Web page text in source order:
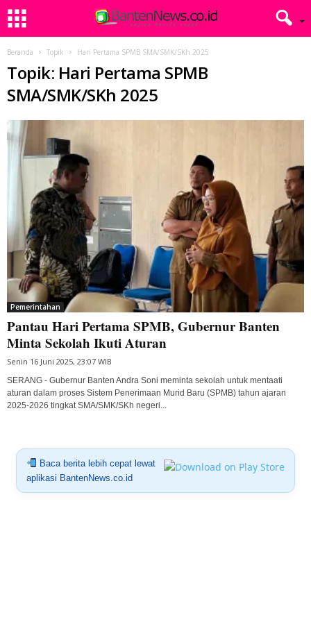
Beranda Topik Hari Pertama SPMB SMA/SMK/SKh 2025
Topik: Hari Pertama SPMB
SMA/SMK/SKh 2025
Pemerintahan
Pantau Hari Pertama SPMB, Gubernur Banten
Minta Sekolah Ikuti Aturan
Senin 16 Juni 2025, 23:07 WIB
SERANG - Gubernur Banten Andra Soni meminta sekolah untuk mentaati
aturan dalam proses Sistem Penerimaan Murid Baru (SPMB) tahun ajaran
2025-2026 tingkat SMA/SMK/SKh negeri...
Baca berita lebih cepat lewat
aplikasi BantenNews.co.id